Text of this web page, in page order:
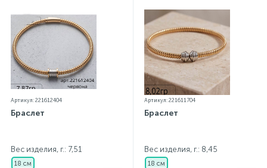
Артикул: 221612404
Браслет
Вес изделия, г.: 7,51
18 см
Артикул: 221611704
Браслет
Вес изделия, г.: 8,45
18 см